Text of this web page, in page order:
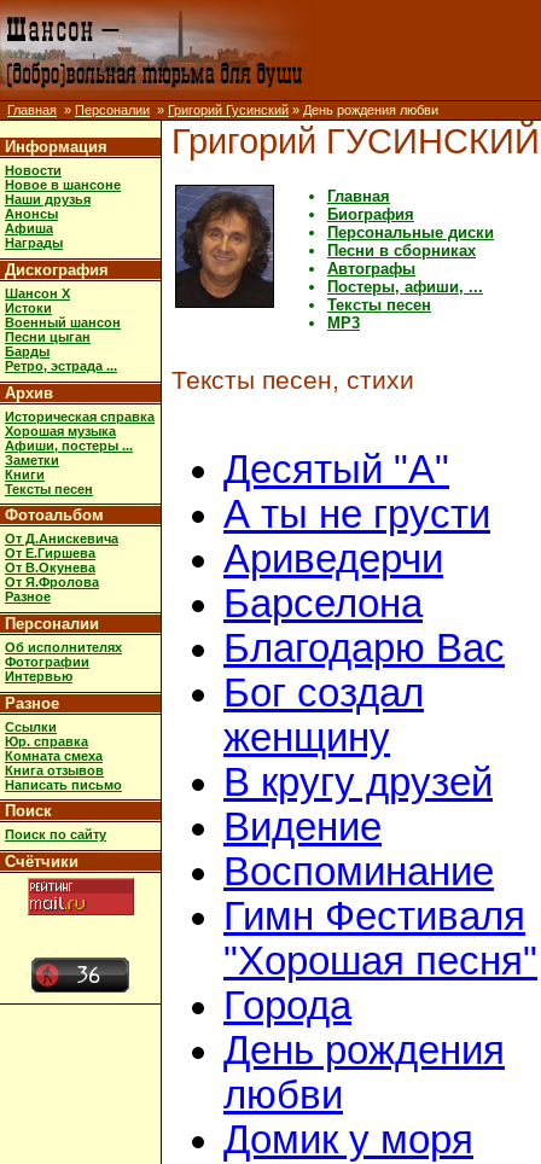
Главная » Персоналии » Григорий Гусинский » День рождения любви
Информация
Новости
Новое в шансоне
Наши друзья
Анонсы
Афиша
Награды
Дискография
Шансон X
Истоки
Военный шансон
Песни цыган
Барды
Ретро, эстрада ...
Архив
Историческая справка
Хорошая музыка
Афиши, постеры ...
Заметки
Книги
Тексты песен
Фотоальбом
От Д.Анискевича
От Е.Гиршева
От В.Окунева
От Я.Фролова
Разное
Персоналии
Об исполнителях
Фотографии
Интервью
Разное
Ссылки
Юр. справка
Комната смеха
Книга отзывов
Написать письмо
Поиск
Поиск по сайту
Счётчики
Григорий ГУСИНСКИЙ
Главная
Биография
Персональные диски
Песни в сборниках
Автографы
Постеры, афиши, ...
Тексты песен
MP3
Тексты песен, стихи
Десятый "А"
А ты не грусти
Ариведерчи
Барселона
Благодарю Вас
Бог создал
женщину
В кругу друзей
Видение
Воспоминание
Гимн Фестиваля
"Хорошая песня"
Города
День рождения
любви
Домик у моря